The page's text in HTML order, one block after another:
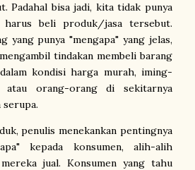
Padahal bisa jadi, kita tidak punya
harus beli produk/jasa tersebut.
yang punya "mengapa" yang jelas,
tindakan membeli barang
kondisi harga murah, iming-
atau orang-orang di sekitarnya
penulis menekankan pentingnya
kepada konsumen, alih-alih
jual. Konsumen yang tahu